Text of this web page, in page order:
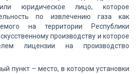
юридическое лицо, которое
по извлечению газа как
на территории Республики
производству и которое
лицензии на производство
пункт – место, в котором установки